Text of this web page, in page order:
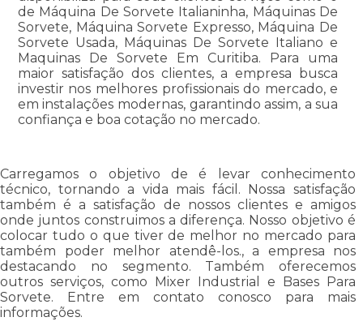
de Máquina De Sorvete Italianinha, Máquinas De
Sorvete, Máquina Sorvete Expresso, Máquina De
Sorvete Usada, Máquinas De Sorvete Italiano e
Maquinas De Sorvete Em Curitiba. Para uma
maior satisfação dos clientes, a empresa busca
investir nos melhores profissionais do mercado, e
em instalações modernas, garantindo assim, a sua
confiança e boa cotação no mercado.
Carregamos o objetivo de é levar conhecimento
técnico, tornando a vida mais fácil. Nossa satisfação
também é a satisfação de nossos clientes e amigos
onde juntos construimos a diferença. Nosso objetivo é
colocar tudo o que tiver de melhor no mercado para
também poder melhor atendê-los., a empresa nos
destacando no segmento. Também oferecemos
outros serviços, como Mixer Industrial e Bases Para
Sorvete. Entre em contato conosco para mais
informações.